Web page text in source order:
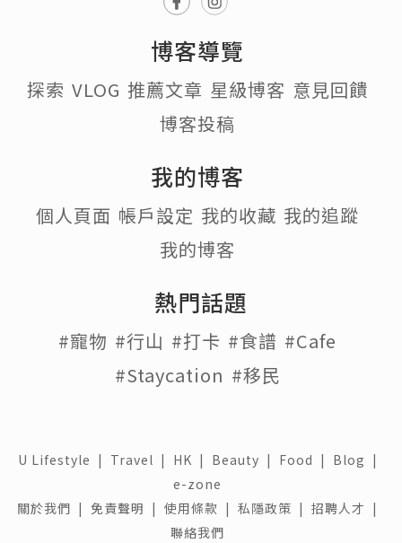
博客導覽
探索 VLOG 推薦文章 星級博客 意見回饋
博客投稿
我的博客
個人頁面 帳戶設定 我的收藏 我的追蹤
我的博客
熱門話題
#寵物 #行山 #打卡 #食譜 #Cafe
#Staycation #移民
U Lifestyle | Travel | HK | Beauty | Food | Blog |
e-zone
關於我們 | 免責聲明 | 使用條款 | 私隱政策 | 招聘人才 |
聯絡我們